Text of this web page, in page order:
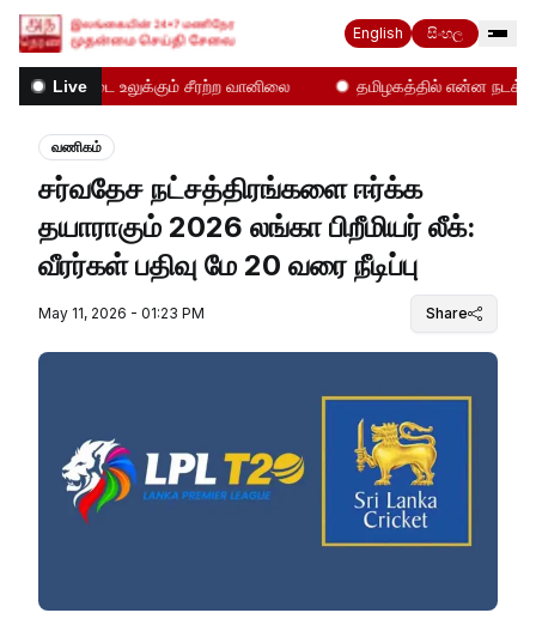
English සිංහල
Live
நாட்டை உலுக்கும் சீரற்ற வானிலை தமிழகத்தில் என்ன
வணிகம்
சர்வதேச நட்சத்திரங்களை ஈர்க்க
தயாராகும் 2026 லங்கா பிறீமியர் லீக்:
வீரர்கள் பதிவு மே 20 வரை நீடிப்பு
May 11, 2026 - 01:23 PM Share